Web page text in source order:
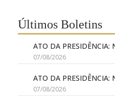
Últimos Boletins
ATO DA PRESIDÊNCIA:
07/08/2026
ATO DA PRESIDÊNCIA:
07/08/2026